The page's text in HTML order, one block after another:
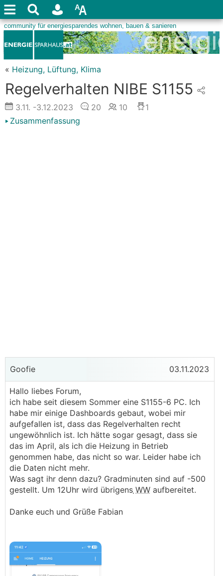
« Heizung, Lüftung, Klima
Regelverhalten NIBE S1155
3.11. -3.12.2023 20 10
1
Zusammenfassung
Goofie 03.11.2023
Hallo liebes Forum,
ich habe seit diesem Sommer eine S1155-6 PC. Ich
habe mir einige Dashboards gebaut, wobei mir
aufgefallen ist, dass das Regelverhalten recht
ungewöhnlich ist. Ich hätte sogar gesagt, dass sie
das im April, als ich die Heizung in Betrieb
genommen habe, das nicht so war. Leider habe ich
die Daten nicht mehr.
Was sagt ihr denn dazu? Gradminuten sind auf -500
gestellt. Um 12Uhr wird übrigens WW aufbereitet.
Danke euch und Grüße Fabian